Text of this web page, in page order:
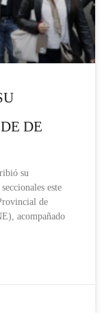
DE
su
este
de
acompañado